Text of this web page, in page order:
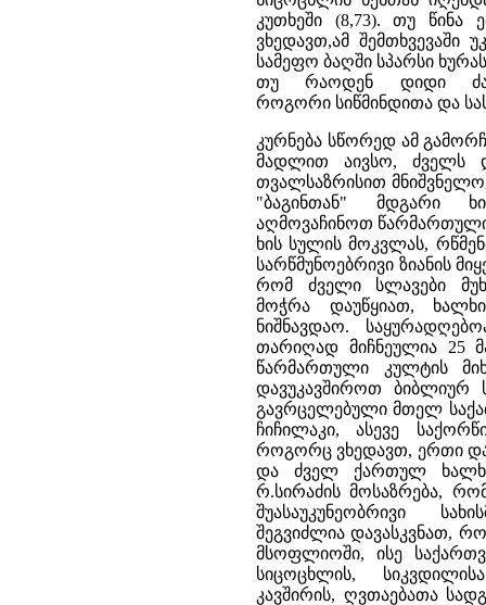
კუთხეში (8,73). თუ
ვხედავთ,ამ შემთხვევაში
სამეფო ბაღში სპარსი
თუ რაოდენ დიდი
როგორი სიწმინდითა და
კურნება სწორედ ამ
მადლით აივსო, ძველს
თვალსაზრისით
"ბაგინთან" მდგარი
აღმოვაჩინოთ წარმართული
ხის სულის მოკვლას,
სარწმუნოებრივი ზიანის
რომ ძველი სლავები
მოჭრა დაუწყიათ,
ნიშნავდაო.
თარიღად მიჩნეულია 25
წარმართული კულტის
დავუკავშიროთ ბიბლიურ
გავრცელებული მთელ
ჩიჩილაკი, ასევე
როგორც ვხედავთ, ერთი
და ძველ ქართულ
რ.სირაძის მოსაზრება,
შუასაუკუნეობრივი
შეგვიძლია დავასკვნათ,
მსოფლიოში, ისე
სიცოცხლის,
კავშირის, ღვთაებათა